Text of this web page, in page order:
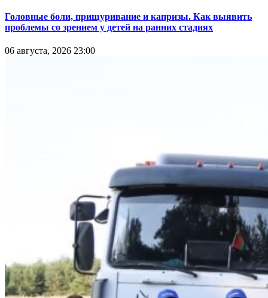
Головные боли, прищуривание и капризы. Как выявить
проблемы со зрением у детей на ранних стадиях
06 августа, 2026 23:00